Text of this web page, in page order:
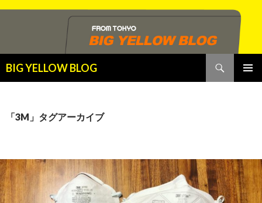
BIG YELLOW BLOG
索
ン
キ
ッ
プ
「3M」タグアーカイブ